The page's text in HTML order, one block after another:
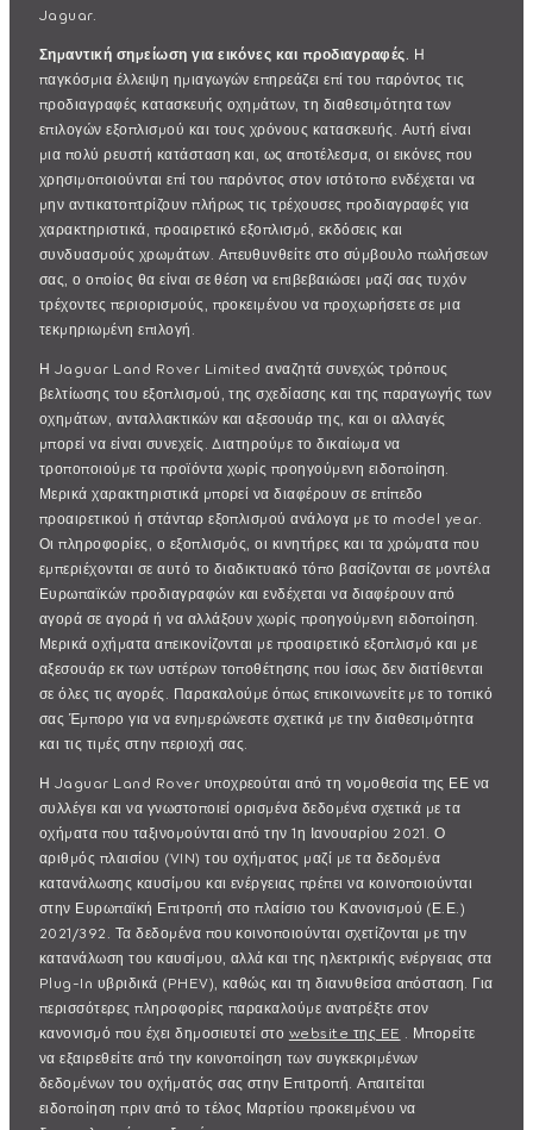
Jaguar.
Σημαντική σημείωση για εικόνες και προδιαγραφές. Η
παγκόσμια έλλειψη ημιαγωγών επηρεάζει επί του παρόντος τις
προδιαγραφές κατασκευής οχημάτων, τη διαθεσιμότητα των
επιλογών εξοπλισμού και τους χρόνους κατασκευής. Αυτή είναι
μια πολύ ρευστή κατάσταση και, ως αποτέλεσμα, οι εικόνες που
χρησιμοποιούνται επί του παρόντος στον ιστότοπο ενδέχεται να
μην αντικατοπτρίζουν πλήρως τις τρέχουσες προδιαγραφές για
χαρακτηριστικά, προαιρετικό εξοπλισμό, εκδόσεις και
συνδυασμούς χρωμάτων. Απευθυνθείτε στο σύμβουλο πωλήσεων
σας, ο οποίος θα είναι σε θέση να επιβεβαιώσει μαζί σας τυχόν
τρέχοντες περιορισμούς, προκειμένου να προχωρήσετε σε μια
τεκμηριωμένη επιλογή.
Η Jaguar Land Rover Limited αναζητά συνεχώς τρόπους
βελτίωσης του εξοπλισμού, της σχεδίασης και της παραγωγής των
οχημάτων, ανταλλακτικών και αξεσουάρ της, και οι αλλαγές
μπορεί να είναι συνεχείς. Διατηρούμε το δικαίωμα να
τροποποιούμε τα προϊόντα χωρίς προηγούμενη ειδοποίηση.
Μερικά χαρακτηριστικά μπορεί να διαφέρουν σε επίπεδο
προαιρετικού ή στάνταρ εξοπλισμού ανάλογα με το model year.
Οι πληροφορίες, ο εξοπλισμός, οι κινητήρες και τα χρώματα που
εμπεριέχονται σε αυτό το διαδικτυακό τόπο βασίζονται σε μοντέλα
Ευρωπαϊκών προδιαγραφών και ενδέχεται να διαφέρουν από
αγορά σε αγορά ή να αλλάξουν χωρίς προηγούμενη ειδοποίηση.
Μερικά οχήματα απεικονίζονται με προαιρετικό εξοπλισμό και με
αξεσουάρ εκ των υστέρων τοποθέτησης που ίσως δεν διατίθενται
σε όλες τις αγορές. Παρακαλούμε όπως επικοινωνείτε με το τοπικό
σας Έμπορο για να ενημερώνεστε σχετικά με την διαθεσιμότητα
και τις τιμές στην περιοχή σας.
Η Jaguar Land Rover υποχρεούται από τη νομοθεσία της ΕΕ να
συλλέγει και να γνωστοποιεί ορισμένα δεδομένα σχετικά με τα
οχήματα που ταξινομούνται από την 1η Ιανουαρίου 2021. Ο
αριθμός πλαισίου (VIN) του οχήματος μαζί με τα δεδομένα
κατανάλωσης καυσίμου και ενέργειας πρέπει να κοινοποιούνται
στην Ευρωπαϊκή Επιτροπή στο πλαίσιο του Κανονισμού (Ε.Ε.)
2021/392. Τα δεδομένα που κοινοποιούνται σχετίζονται με την
κατανάλωση του καυσίμου, αλλά και της ηλεκτρικής ενέργειας στα
Plug-In υβριδικά (PHEV), καθώς και τη διανυθείσα απόσταση. Για
περισσότερες πληροφορίες παρακαλούμε ανατρέξτε στον
κανονισμό που έχει δημοσιευτεί στο website της EE . Μπορείτε
να εξαιρεθείτε από την κοινοποίηση των συγκεκριμένων
δεδομένων του οχήματός σας στην Επιτροπή. Απαιτείται
ειδοποίηση πριν από το τέλος Μαρτίου προκειμένου να